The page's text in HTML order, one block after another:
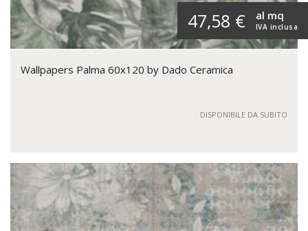
47,58 € IVA inclusa
al mq
Wallpapers Palma 60x120 by Dado Ceramica
DISPONIBILE DA SUBITO